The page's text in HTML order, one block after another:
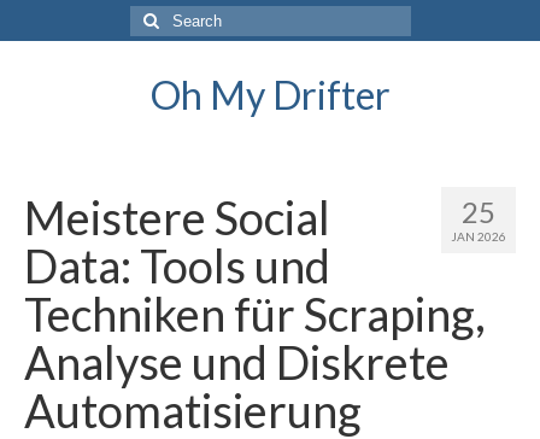
Search
for:
Oh My Drifter
25
JAN 2026
Meistere Social
Data: Tools und
Techniken für Scraping,
Analyse und Diskrete
Automatisierung